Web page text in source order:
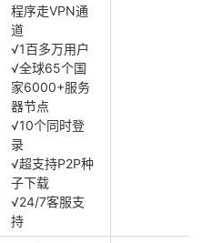
程序走VPN通
道
√1百多万用户
√全球65个国
家6000+服务
器节点
√10个同时登
录
√超支持P2P种
子下载
√24/7客服支
持